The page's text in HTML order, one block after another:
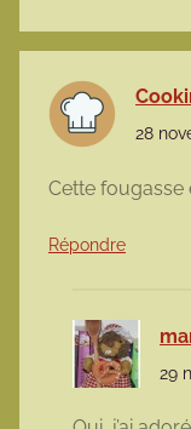
28
Cette fougasse
Répondre
29